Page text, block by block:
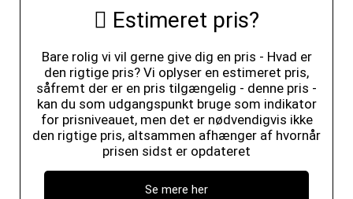
Estimeret pris?
Bare rolig vi vil gerne give dig en pris - Hvad er
den rigtige pris? Vi oplyser en estimeret pris,
såfremt der er en pris tilgængelig - denne pris -
kan du som udgangspunkt bruge som indikator
for prisniveauet, men det er nødvendigvis ikke
den rigtige pris, altsammen afhænger af hvornår
prisen sidst er opdateret
Se mere her